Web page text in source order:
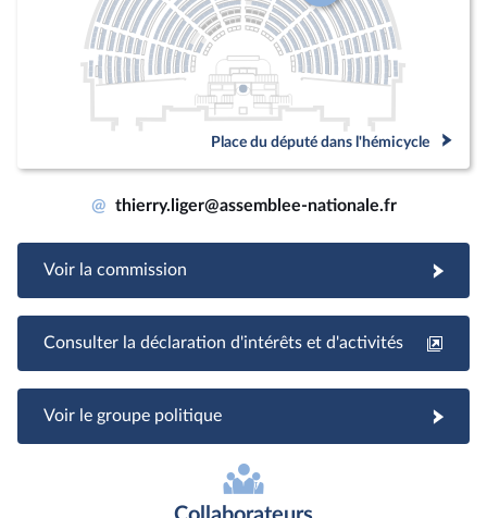
Place du député dans l'hémicycle
@ thierry.liger@assemblee-nationale.fr
Voir la commission
Consulter la déclaration d'intérêts et d'activités
Voir le groupe politique